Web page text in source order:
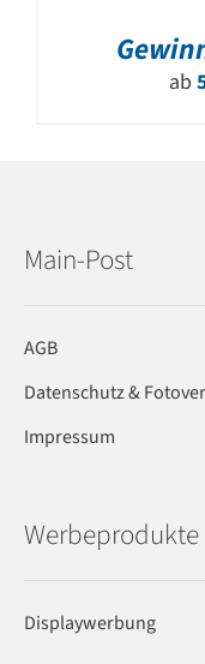
ab
Main-Post
AGB
Datenschutz &
Impressum
Werbeprodukte
Displaywerbung